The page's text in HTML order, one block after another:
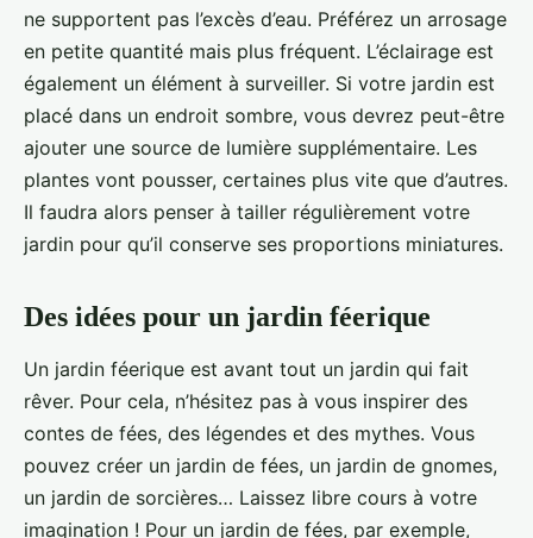
ne supportent pas l’excès d’eau. Préférez un arrosage
en petite quantité mais plus fréquent. L’éclairage est
également un élément à surveiller. Si votre jardin est
placé dans un endroit sombre, vous devrez peut-être
ajouter une source de lumière supplémentaire. Les
plantes vont pousser, certaines plus vite que d’autres.
Il faudra alors penser à tailler régulièrement votre
jardin pour qu’il conserve ses proportions miniatures.
Des idées pour un jardin féerique
Un jardin féerique est avant tout un jardin qui fait
rêver. Pour cela, n’hésitez pas à vous inspirer des
contes de fées, des légendes et des mythes. Vous
pouvez créer un jardin de fées, un jardin de gnomes,
un jardin de sorcières… Laissez libre cours à votre
imagination ! Pour un jardin de fées, par exemple,